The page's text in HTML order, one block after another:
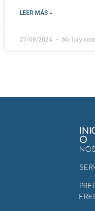
LEER MÁS »
27/09/2024 No hay
O